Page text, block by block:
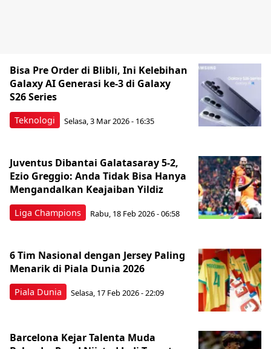
Teknologi
Bisa Pre Order di Blibli, Ini Kelebihan
Galaxy AI Generasi ke-3 di Galaxy
S26 Series
Selasa, 3 Mar 2026 - 16:35
Liga Champions
Juventus Dibantai Galatasaray 5-2,
Ezio Greggio: Anda Tidak Bisa Hanya
Mengandalkan Keajaiban Yildiz
Rabu, 18 Feb 2026 - 06:58
Piala Dunia
6 Tim Nasional dengan Jersey Paling
Menarik di Piala Dunia 2026
Selasa, 17 Feb 2026 - 22:09
Barcelona Kejar Talenta Muda